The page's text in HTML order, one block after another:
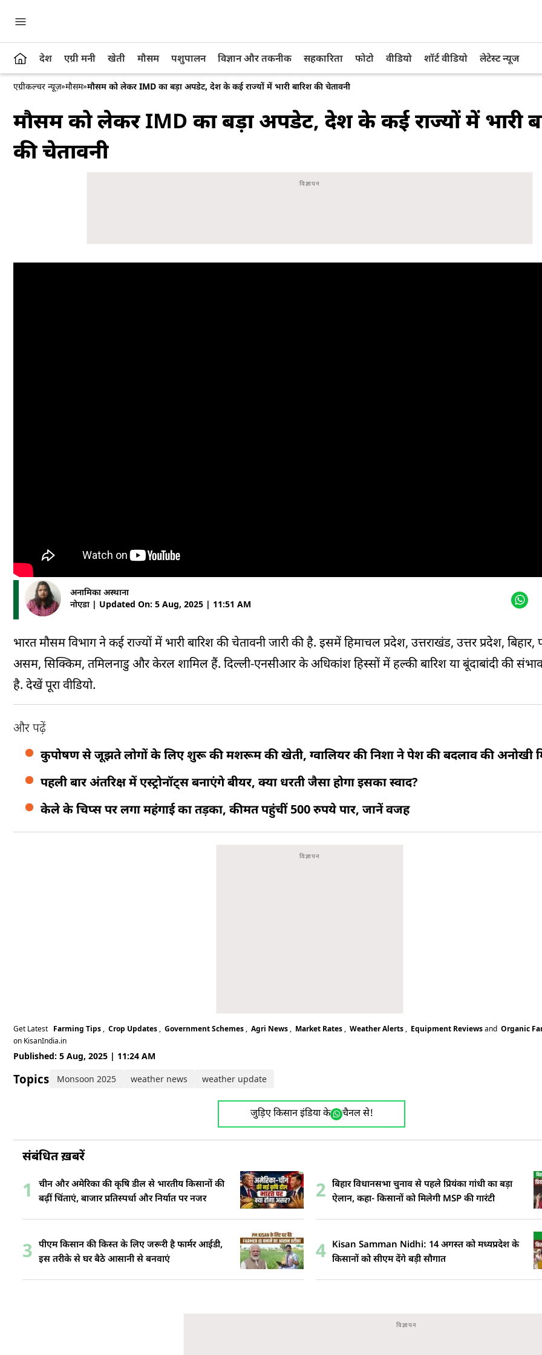
देश एग्री मनी खेती मौसम पशुपालन विज्ञान और तकनीक सहकारिता फोटो वीडियो शॉर्ट वीडियो लेटेस्ट न्यूज
एग्रीकल्चर न्यूज़»मौसम»मौसम को लेकर IMD का बड़ा अपडेट, देश के कई राज्यों में भारी बारिश की चेतावनी
मौसम को लेकर IMD का बड़ा अपडेट, देश के कई राज्यों में भारी
की चेतावनी
अनामिका अस्थाना
नोएडा | Updated On: 5 Aug, 2025 | 11:51 AM
भारत मौसम विभाग ने कई राज्यों में भारी बारिश की चेतावनी जारी की है. इसमें हिमाचल प्रदेश, उत्तराखंड, उत्तर प्रदेश, बिहार,
असम, सिक्किम, तमिलनाडु और केरल शामिल हैं. दिल्ली-एनसीआर के अधिकांश हिस्सों में हल्की बारिश या बूंदाबांदी की
है. देखें पूरा वीडियो.
और पढ़ें
कुपोषण से जूझते लोगों के लिए शुरू की मशरूम की खेती, ग्वालियर की निशा ने पेश की बदलाव की अनोखी
पहली बार अंतरिक्ष में एस्ट्रोनॉट्स बनाएंगे बीयर, क्या धरती जैसा होगा इसका स्वाद?
केले के चिप्स पर लगा महंगाई का तड़का, कीमत पहुंचीं 500 रुपये पार, जानें वजह
Get Latest Farming Tips , Crop Updates , Government Schemes , Agri News , Market Rates , Weather Alerts , Equipment Reviewsand Organic
on KisanIndia.in
Published: 5 Aug, 2025 | 11:24 AM
Topics: Monsoon 2025 weather news weather update
जुड़िए किसान इंडिया के चैनल से!
संबंधित ख़बरें
1
चीन और अमेरिका की कृषि डील से भारतीय किसानों की
बढ़ीं चिंताएं, बाजार प्रतिस्पर्धा और निर्यात पर नजर
2 बिहार विधानसभा चुनाव से पहले प्रियंका गांधी का बड़ा
ऐलान, कहा- किसानों को मिलेगी MSP की गारंटी
3 पीएम किसान की किस्त के लिए जरूरी है फार्मर आईडी,
इस तरीके से घर बैठे आसानी से बनवाएं
4 Kisan Samman Nidhi: 14 अगस्त को मध्यप्रदेश के
किसानों को सीएम देंगे बड़ी सौगात